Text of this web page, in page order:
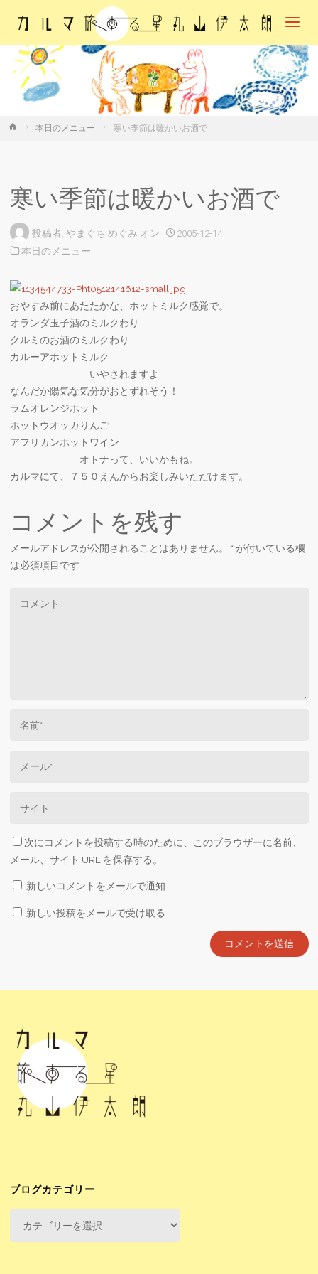
マ・
る
星・
丸山
伊太
ホ
本日のメニュー 寒い季節は暖かいお酒で
寒い季節は暖かいお酒で
投稿者: やまぐち めぐみ オン
2005-12-14
本日のメニュー
おやすみ前にあたたかな、ホットミルク感覚で。
オランダ玉子酒のミルクわり
クルミのお酒のミルクわり
カルーアホットミルク
いやされますよ
なんだか陽気な気分がおとずれそう！
ラムオレンジホット
ホットウオッカりんご
アフリカンホットワイン
オトナって、いいかもね。
カルマにて、７５０えんからお楽しみいただけます。
コメントを残す
メールアドレスが公開されることはありません。 * が付いている欄
は必須項目です
次にコメントを投稿する時のために、このブラウザーに名前、
メール、サイト URL を保存する。
新しいコメントをメールで通知
新しい投稿をメールで受け取る
ブログカテゴリー